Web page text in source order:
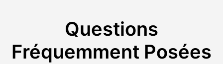
Questions
Fréquemment Posées